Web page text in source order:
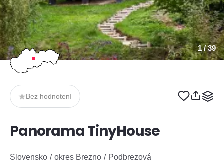
1/ 39
Bez hodnotení
Panorama TinyHouse
Slovensko okres Brezno
Podbrezová